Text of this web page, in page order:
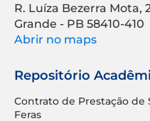
R. Luíza Bezerra Mota,
Grande - PB 58410-410
Abrir no maps
Repositório
Contrato de Prestação de
Feras